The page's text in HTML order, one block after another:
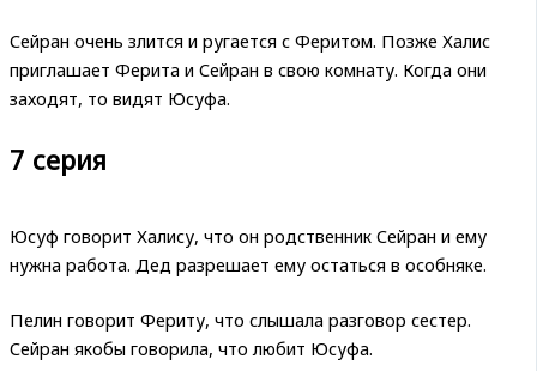
Сейран очень злится и ругается с Феритом. Позже Халис
приглашает Ферита и Сейран в свою комнату. Когда они
заходят, то видят Юсуфа.
7 серия
Юсуф говорит Халису, что он родственник Сейран и ему
нужна работа. Дед разрешает ему остаться в особняке.
Пелин говорит Фериту, что слышала разговор сестер.
Сейран якобы говорила, что любит Юсуфа.